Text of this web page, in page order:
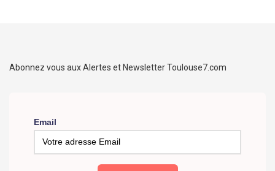
Abonnez vous aux Alertes et Newsletter Toulouse7.com
Email